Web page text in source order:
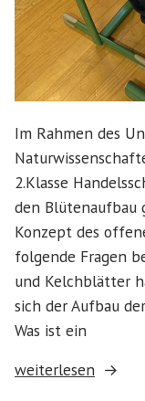
Im Rahmen des
2.Klasse
den Blütenaufbau
Konzept des
folgende Fragen
und Kelchblätter
sich der Aufbau
Was ist ein
„Blütenaufbau
weiterlesen